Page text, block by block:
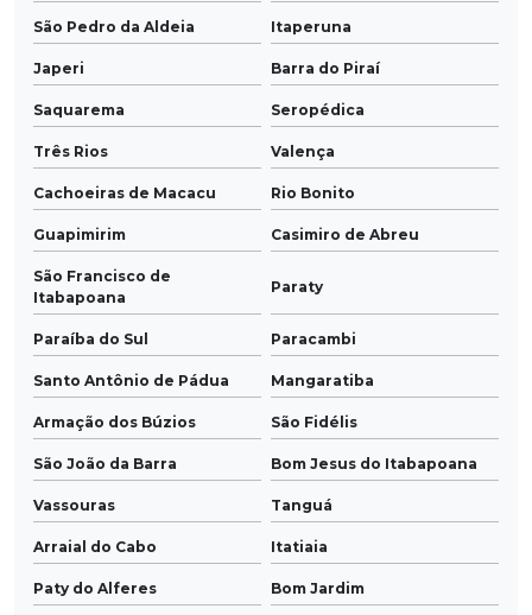
São Pedro da Aldeia Itaperuna
Japeri Barra do Piraí
Saquarema Seropédica
Três Rios Valença
Cachoeiras de Macacu Rio Bonito
Guapimirim Casimiro de Abreu
São Francisco de
Itabapoana
Paraty
Paraíba do Sul Paracambi
Santo Antônio de Pádua Mangaratiba
Armação dos Búzios São Fidélis
São João da Barra Bom Jesus do Itabapoana
Vassouras Tanguá
Arraial do Cabo Itatiaia
Paty do Alferes Bom Jardim